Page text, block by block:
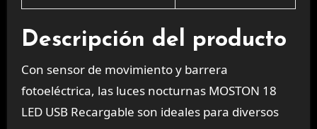
Descripción del producto
Con sensor de movimiento y barrera
fotoeléctrica, las luces nocturnas MOSTON 18
LED USB Recargable son ideales para diversos